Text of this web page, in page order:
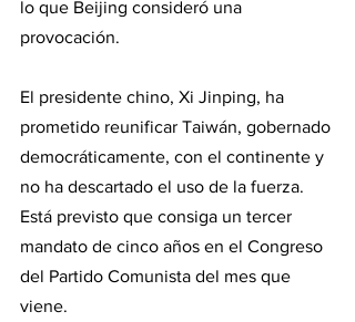
lo que Beijing consideró una
provocación.
El presidente chino, Xi Jinping, ha
prometido reunificar Taiwán, gobernado
democráticamente, con el continente y
no ha descartado el uso de la fuerza.
Está previsto que consiga un tercer
mandato de cinco años en el Congreso
del Partido Comunista del mes que
viene.